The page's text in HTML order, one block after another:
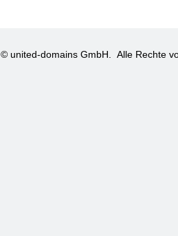
© united-domains GmbH. Alle Rechte